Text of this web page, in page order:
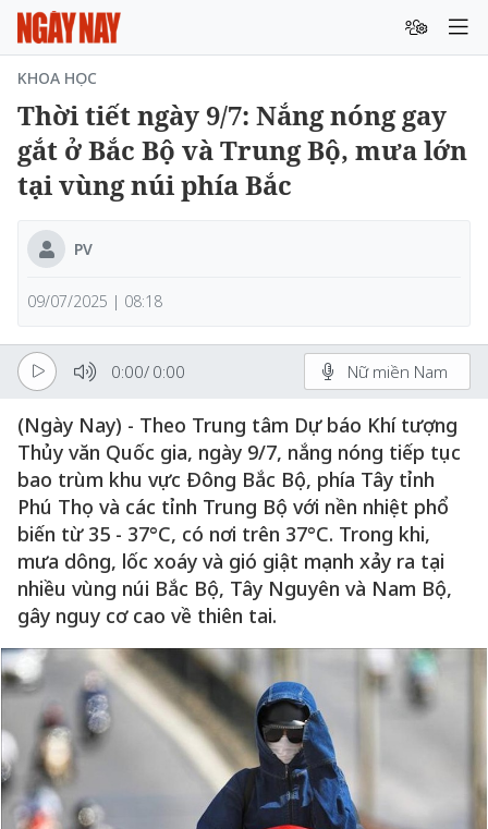
KHOA HỌC
Thời tiết ngày 9/7: Nắng nóng gay
gắt ở Bắc Bộ và Trung Bộ, mưa lớn
tại vùng núi phía Bắc
PV
09/07/2025 | 08:18
0:00/ 0:00 Nữ miền Nam
(Ngày Nay) - Theo Trung tâm Dự báo Khí tượng
Thủy văn Quốc gia, ngày 9/7, nắng nóng tiếp tục
bao trùm khu vực Đông Bắc Bộ, phía Tây tỉnh
Phú Thọ và các tỉnh Trung Bộ với nền nhiệt phổ
biến từ 35 - 37°C, có nơi trên 37°C. Trong khi,
mưa dông, lốc xoáy và gió giật mạnh xảy ra tại
nhiều vùng núi Bắc Bộ, Tây Nguyên và Nam Bộ,
gây nguy cơ cao về thiên tai.